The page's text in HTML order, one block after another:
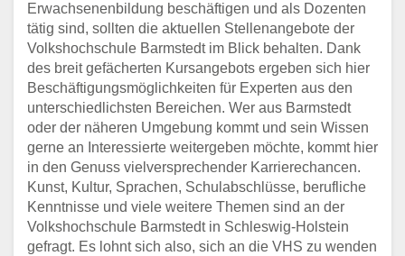
Erwachsenenbildung beschäftigen und als Dozenten
tätig sind, sollten die aktuellen Stellenangebote der
Volkshochschule Barmstedt im Blick behalten. Dank
des breit gefächerten Kursangebots ergeben sich hier
Beschäftigungsmöglichkeiten für Experten aus den
unterschiedlichsten Bereichen. Wer aus Barmstedt
oder der näheren Umgebung kommt und sein Wissen
gerne an Interessierte weitergeben möchte, kommt hier
in den Genuss vielversprechender Karrierechancen.
Kunst, Kultur, Sprachen, Schulabschlüsse, berufliche
Kenntnisse und viele weitere Themen sind an der
Volkshochschule Barmstedt in Schleswig-Holstein
gefragt. Es lohnt sich also, sich an die VHS zu wenden